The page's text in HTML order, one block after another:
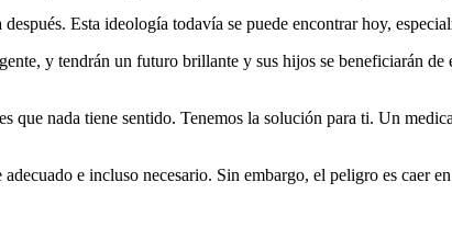
Esta ideología todavía se puede encontrar hoy,
y tendrán un futuro brillante y sus hijos se beneficiarán
que nada tiene sentido. Tenemos la solución para ti. Un
e incluso necesario. Sin embargo, el peligro es caer